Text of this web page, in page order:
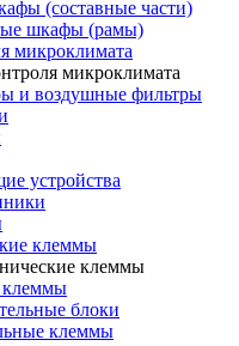
(составные части)
шкафы (рамы)
микроклимата
микроклимата
и воздушные фильтры
устройства
клеммы
клеммы
блоки
клеммы